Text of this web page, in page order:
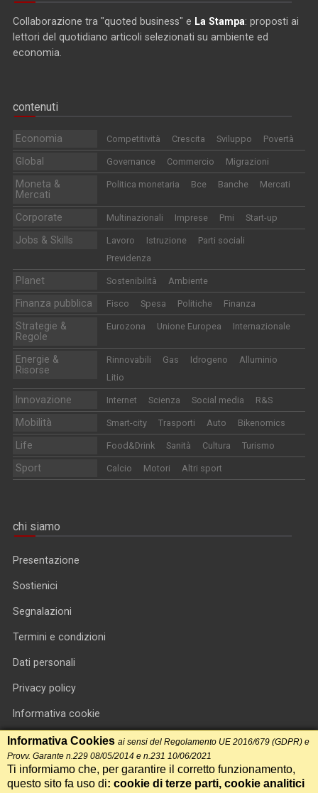
Collaborazione tra "quoted business" e La Stampa: proposti ai
lettori del quotidiano articoli selezionati su ambiente ed
economia.
contenuti
Economia Competitività Crescita Sviluppo Povertà
Global Governance Commercio Migrazioni
Moneta &
Mercati
Politica monetaria Bce Banche Mercati
Corporate Multinazionali Imprese Pmi Start-up
Jobs & Skills Lavoro Istruzione
Parti sociali
Previdenza
Planet Sostenibilità Ambiente
Finanza pubblica Fisco Spesa Politiche Finanza
Strategie &
Regole
Eurozona Unione Europea Internazionale
Energie &
Risorse
Rinnovabili Gas Idrogeno
Alluminio
Litio
Innovazione Internet Scienza Social media R&S
Mobilità Smart-city Trasporti Auto Bikenomics
Life Food&Drink Sanità Cultura Turismo
Sport Calcio Motori Altri sport
chi siamo
Presentazione
Sostienici
Segnalazioni
Termini e condizioni
Dati personali
Privacy policy
Informativa cookie
RSS feed
RSS Top News
Contatti
Informativa Cookies ai sensi del Regolamento UE 2016/679 (GDPR) e
Provv. Garante n.229 08/05/2014 e n.231 10/06/2021
Ti informiamo che, per garantire il corretto funzionamento,
questo sito fa uso di: cookie di terze parti, cookie analitici